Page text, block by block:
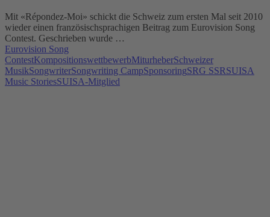
Mit «Répondez-Moi» schickt die Schweiz zum ersten Mal seit 2010
wieder einen französischsprachigen Beitrag zum Eurovision Song
Contest. Geschrieben wurde …
Eurovision Song
ContestKompositionswettbewerbMiturheberSchweizer
MusikSongwriterSongwriting CampSponsoringSRG SSRSUISA
Music StoriesSUISA-Mitglied